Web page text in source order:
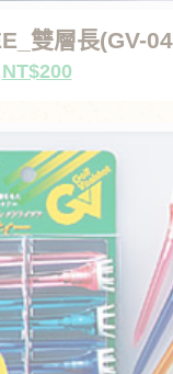
雙層長(GV-
原
格：
NT$250。
NT$200目
格：
NT$200。